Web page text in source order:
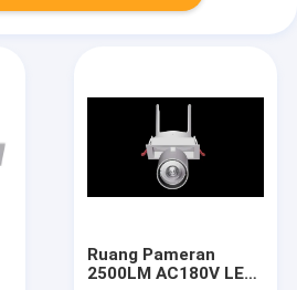
Ruang Pameran
2500LM AC180V LED